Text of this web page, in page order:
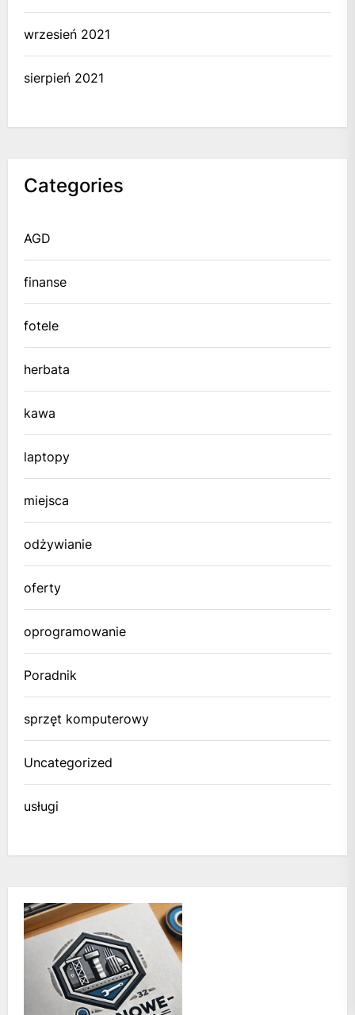
wrzesień 2021
sierpień 2021
Categories
AGD
finanse
fotele
herbata
kawa
laptopy
miejsca
odżywianie
oferty
oprogramowanie
Poradnik
sprzęt komputerowy
Uncategorized
usługi